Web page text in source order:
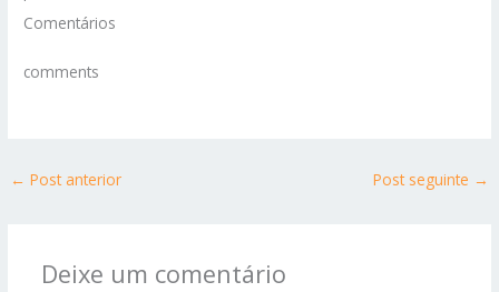
Comentários
comments
← Post anterior Post seguinte →
Deixe um comentário